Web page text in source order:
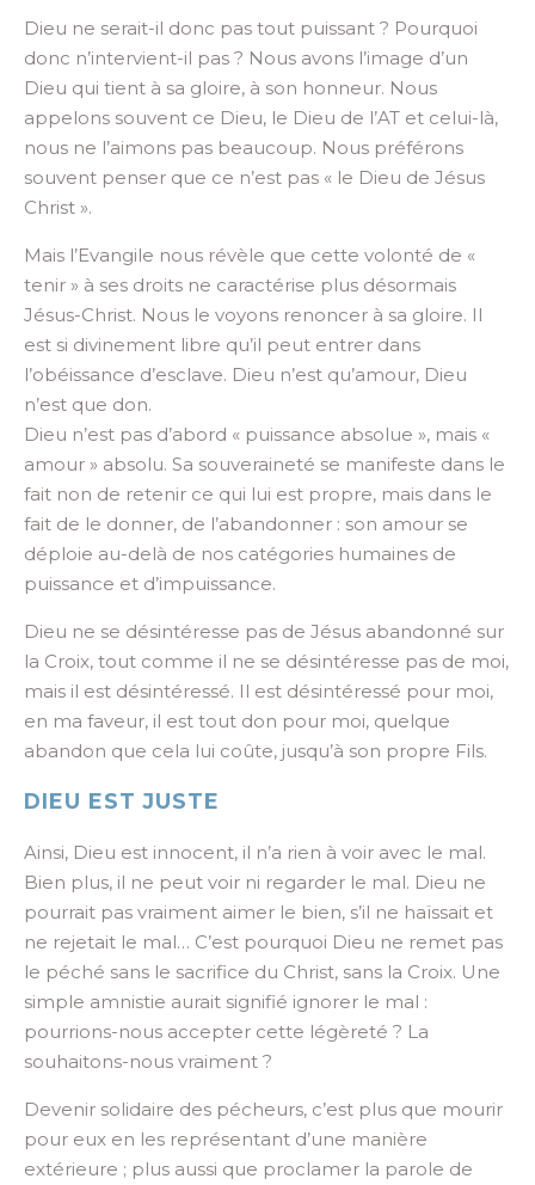
Dieu ne serait-il donc pas tout puissant ? Pourquoi
donc n’intervient-il pas ? Nous avons l’image d’un
Dieu qui tient à sa gloire, à son honneur. Nous
appelons souvent ce Dieu, le Dieu de l’AT et celui-là,
nous ne l’aimons pas beaucoup. Nous préférons
souvent penser que ce n’est pas « le Dieu de Jésus
Christ ».
Mais l’Evangile nous révèle que cette volonté de «
tenir » à ses droits ne caractérise plus désormais
Jésus-Christ. Nous le voyons renoncer à sa gloire. Il
est si divinement libre qu’il peut entrer dans
l’obéissance d’esclave. Dieu n’est qu’amour, Dieu
n’est que don.
Dieu n’est pas d’abord « puissance absolue », mais «
amour » absolu. Sa souveraineté se manifeste dans le
fait non de retenir ce qui lui est propre, mais dans le
fait de le donner, de l’abandonner : son amour se
déploie au-delà de nos catégories humaines de
puissance et d’impuissance.
Dieu ne se désintéresse pas de Jésus abandonné sur
la Croix, tout comme il ne se désintéresse pas de moi,
mais il est désintéressé. Il est désintéressé pour moi,
en ma faveur, il est tout don pour moi, quelque
abandon que cela lui coûte, jusqu’à son propre Fils.
DIEU EST JUSTE
Ainsi, Dieu est innocent, il n’a rien à voir avec le mal.
Bien plus, il ne peut voir ni regarder le mal. Dieu ne
pourrait pas vraiment aimer le bien, s’il ne haïssait et
ne rejetait le mal… C’est pourquoi Dieu ne remet pas
le péché sans le sacrifice du Christ, sans la Croix. Une
simple amnistie aurait signifié ignorer le mal :
pourrions-nous accepter cette légèreté ? La
souhaitons-nous vraiment ?
Devenir solidaire des pécheurs, c’est plus que mourir
pour eux en les représentant d’une manière
extérieure ; plus aussi que proclamer la parole de